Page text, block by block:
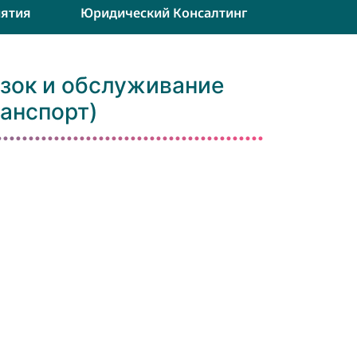
Юридический Консалтинг
и обслуживание